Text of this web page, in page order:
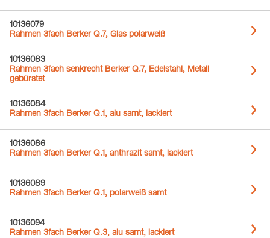
10136079
Rahmen 3fach Berker Q.7, Glas polarweiß
10136083
Rahmen 3fach senkrecht Berker Q.7, Edelstahl, Metall
gebürstet
10136084
Rahmen 3fach Berker Q.1, alu samt, lackiert
10136086
Rahmen 3fach Berker Q.1, anthrazit samt, lackiert
10136089
Rahmen 3fach Berker Q.1, polarweiß samt
10136094
Rahmen 3fach Berker Q.3, alu samt, lackiert